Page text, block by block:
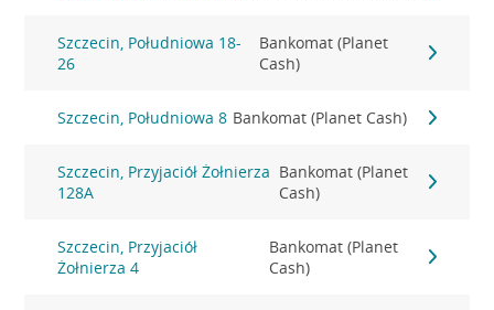
Szczecin, Południowa 18-
26
Bankomat (Planet
Cash)
Szczecin, Południowa 8 Bankomat (Planet Cash)
Szczecin, Przyjaciół Żołnierza
128A
Bankomat (Planet
Cash)
Szczecin, Przyjaciół
Żołnierza 4
Bankomat (Planet
Cash)